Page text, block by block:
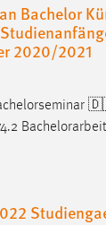
Bachelor
2020/2021
Bachelorarbeit